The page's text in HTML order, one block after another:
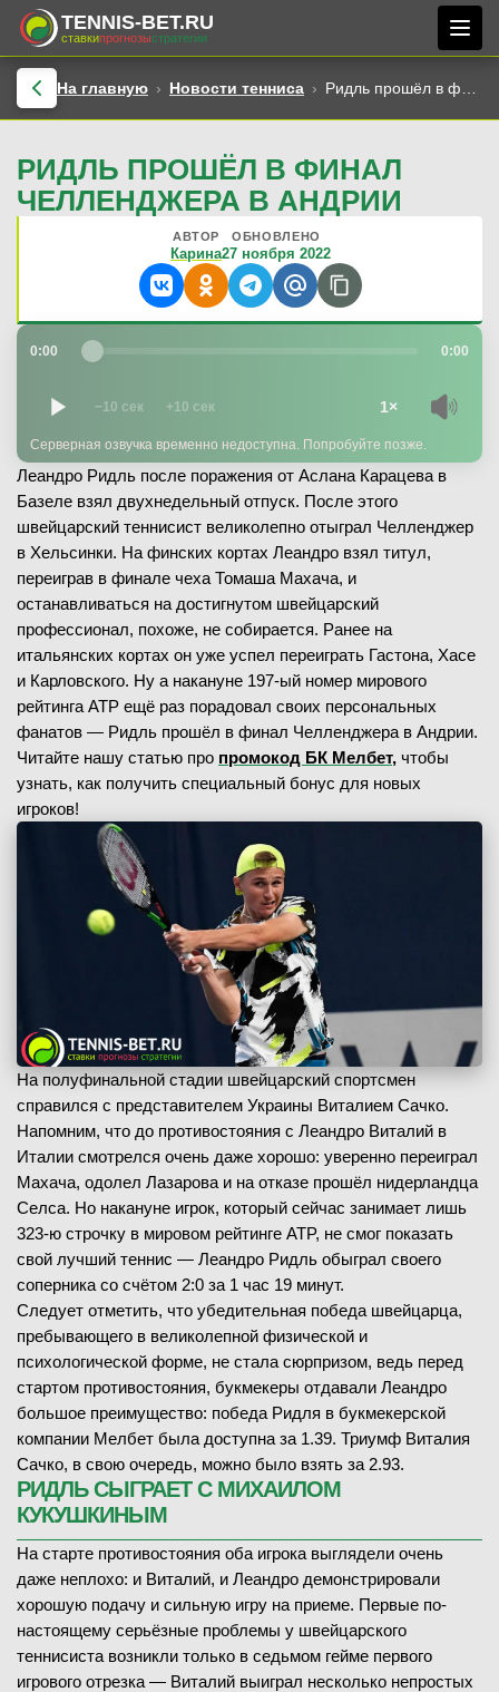
TENNIS-BET.RU
ставкипрогнозыстратегии
На главную Новости тенниса Ридль прошёл в финал Челленджера в Андрии
РИДЛЬ ПРОШЁЛ В ФИНАЛ
ЧЕЛЛЕНДЖЕРА В АНДРИИ
АВТОР
Карина
ОБНОВЛЕНО
27 ноября 2022
0:00 0:00
−10 сек +10 сек 1×
Серверная озвучка временно недоступна. Попробуйте позже.
Леандро Ридль после поражения от Аслана Карацева в
Базеле взял двухнедельный отпуск. После этого
швейцарский теннисист великолепно отыграл Челленджер
в Хельсинки. На финских кортах Леандро взял титул,
переиграв в финале чеха Томаша Махача, и
останавливаться на достигнутом швейцарский
профессионал, похоже, не собирается. Ранее на
итальянских кортах он уже успел переиграть Гастона, Хасе
и Карловского. Ну а накануне 197-ый номер мирового
рейтинга ATP ещё раз порадовал своих персональных
фанатов — Ридль прошёл в финал Челленджера в Андрии.
Читайте нашу статью про промокод БК Мелбет, чтобы
узнать, как получить специальный бонус для новых
игроков!
На полуфинальной стадии швейцарский спортсмен
справился с представителем Украины Виталием Сачко.
Напомним, что до противостояния с Леандро Виталий в
Италии смотрелся очень даже хорошо: уверенно переиграл
Махача, одолел Лазарова и на отказе прошёл нидерландца
Селса. Но накануне игрок, который сейчас занимает лишь
323-ю строчку в мировом рейтинге ATP, не смог показать
свой лучший теннис — Леандро Ридль обыграл своего
соперника со счётом 2:0 за 1 час 19 минут.
Следует отметить, что убедительная победа швейцарца,
пребывающего в великолепной физической и
психологической форме, не стала сюрпризом, ведь перед
стартом противостояния, букмекеры отдавали Леандро
большое преимущество: победа Ридля в букмекерской
компании Мелбет была доступна за 1.39. Триумф Виталия
Сачко, в свою очередь, можно было взять за 2.93.
РИДЛЬ СЫГРАЕТ С МИХАИЛОМ
КУКУШКИНЫМ
На старте противостояния оба игрока выглядели очень
даже неплохо: и Виталий, и Леандро демонстрировали
хорошую подачу и сильную игру на приеме. Первые по-
настоящему серьёзные проблемы у швейцарского
теннисиста возникли только в седьмом гейме первого
игрового отрезка — Виталий выиграл несколько непростых